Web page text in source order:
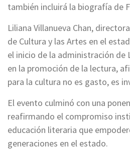
también incluirá la biografía de
Liliana Villanueva Chan,
de Cultura y las Artes en el
el inicio de la administración de
en la promoción de la lectura,
para la cultura no es gasto, es
El evento culminó con una
reafirmando el compromiso
educación literaria que
generaciones en el estado.